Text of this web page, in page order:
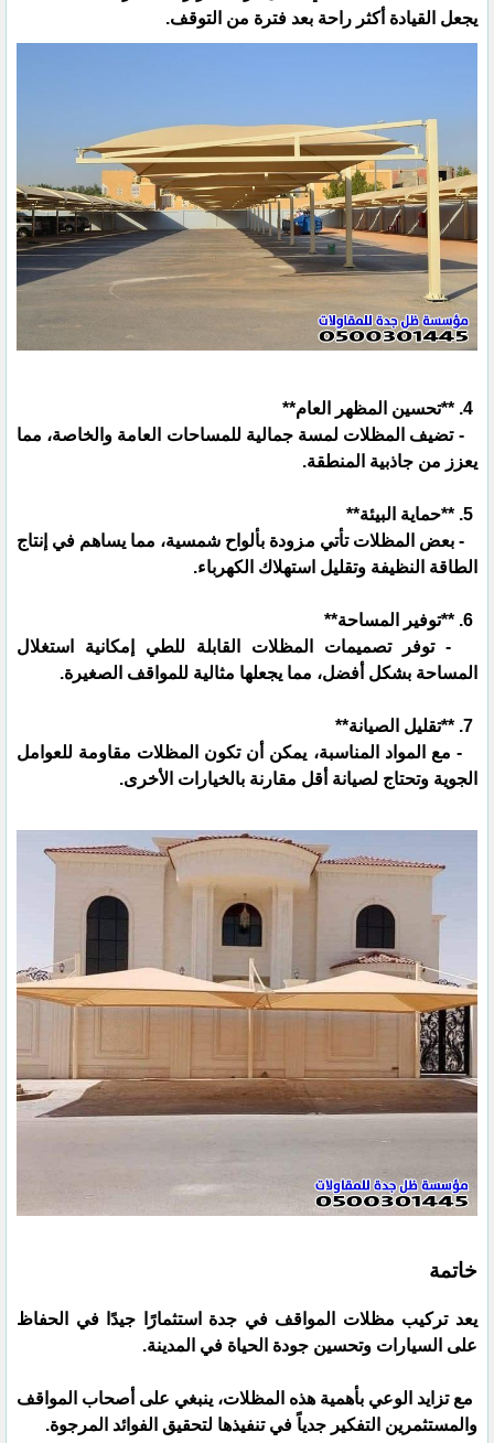
يجعل القيادة أكثر راحة بعد فترة من التوقف.
- تضيف المظلات لمسة جمالية للمساحات العامة والخاصة، مما
يعزز من جاذبية المنطقة.
- بعض المظلات تأتي مزودة بألواح شمسية، مما يساهم في إنتاج
الطاقة النظيفة وتقليل استهلاك الكهرباء.
- توفر تصميمات المظلات القابلة للطي إمكانية استغلال
المساحة بشكل أفضل، مما يجعلها مثالية للمواقف الصغيرة.
- مع المواد المناسبة، يمكن أن تكون المظلات مقاومة للعوامل
الجوية وتحتاج لصيانة أقل مقارنة بالخيارات الأخرى.
خاتمة
يعد تركيب مظلات المواقف في جدة استثمارًا جيدًا في الحفاظ
على السيارات وتحسين جودة الحياة في المدينة.
مع تزايد الوعي بأهمية هذه المظلات، ينبغي على أصحاب المواقف
والمستثمرين التفكير جدياً في تنفيذها لتحقيق الفوائد المرجوة.